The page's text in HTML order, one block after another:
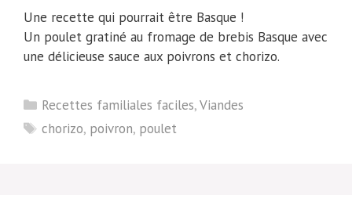
Une recette qui pourrait être Basque !
Un poulet gratiné au fromage de brebis Basque avec
une délicieuse sauce aux poivrons et chorizo.
Catégories
Recettes familiales faciles,Viandes
Étiquettes
chorizo, poivron, poulet